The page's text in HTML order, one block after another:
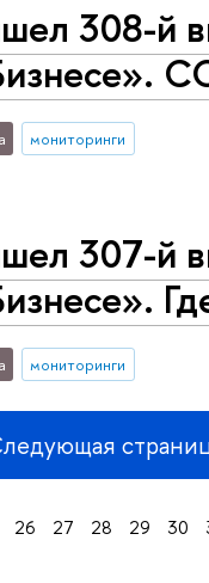
308-й
мониторинги
307-й
мониторинги
26 27 28 29 30